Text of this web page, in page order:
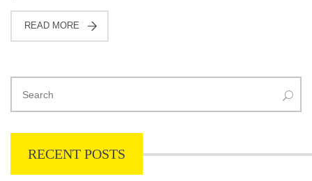
READ MORE
RECENT POSTS